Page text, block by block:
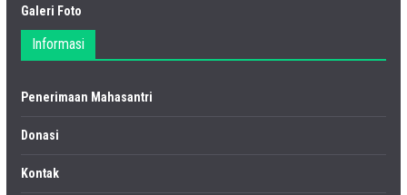
Galeri Foto
Informasi
Penerimaan Mahasantri
Donasi
Kontak